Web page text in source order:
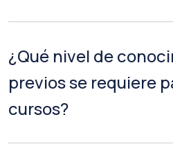
¿Qué nivel de
previos se requiere
cursos?